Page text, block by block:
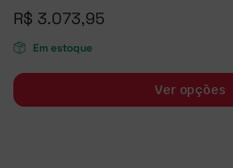
R$ 3.073,95
Em estoque
Ver opções